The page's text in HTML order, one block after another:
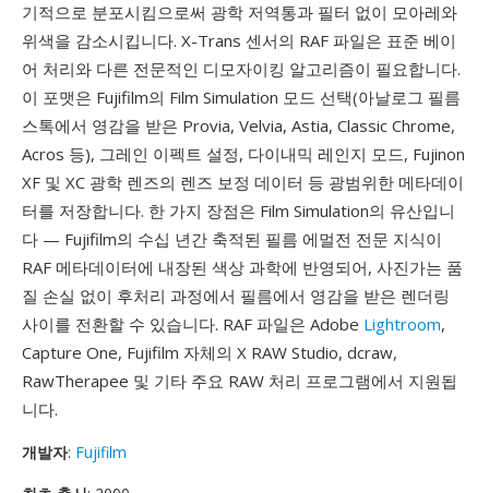
기적으로 분포시킴으로써 광학 저역통과 필터 없이 모아레와
위색을 감소시킵니다. X-Trans 센서의 RAF 파일은 표준 베이
어 처리와 다른 전문적인 디모자이킹 알고리즘이 필요합니다.
이 포맷은 Fujifilm의 Film Simulation 모드 선택(아날로그 필름
스톡에서 영감을 받은 Provia, Velvia, Astia, Classic Chrome,
Acros 등), 그레인 이펙트 설정, 다이내믹 레인지 모드, Fujinon
XF 및 XC 광학 렌즈의 렌즈 보정 데이터 등 광범위한 메타데이
터를 저장합니다. 한 가지 장점은 Film Simulation의 유산입니
다 — Fujifilm의 수십 년간 축적된 필름 에멀전 전문 지식이
RAF 메타데이터에 내장된 색상 과학에 반영되어, 사진가는 품
질 손실 없이 후처리 과정에서 필름에서 영감을 받은 렌더링
사이를 전환할 수 있습니다. RAF 파일은 Adobe Lightroom,
Capture One, Fujifilm 자체의 X RAW Studio, dcraw,
RawTherapee 및 기타 주요 RAW 처리 프로그램에서 지원됩
니다.
개발자: Fujifilm